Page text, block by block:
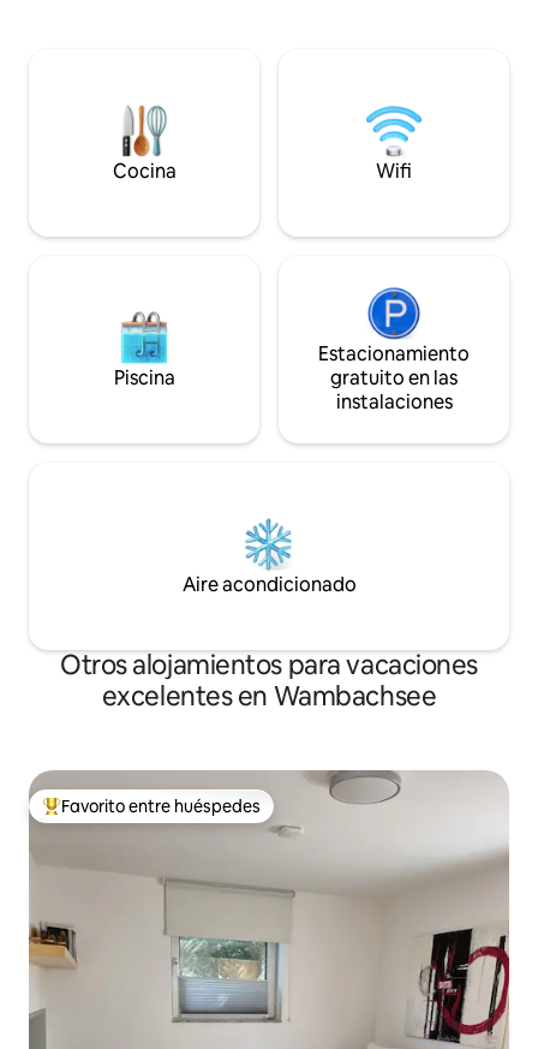
amantes de la naturaleza y turistas
activos. Correr, remar, esquiar en el
agua, recorrer un circuito de cuerdas
altas, hacer excursiones en bicicleta y
conexiones de
momentos
particularmente
Cocina Wifi
Piscina
Estacionamiento
gratuito en las
instalaciones
Aire acondicionado
Otros alojamientos para vacaciones
excelentes en Wambachsee
Favorito entre huéspedes preferido
Favorito entre huéspedes